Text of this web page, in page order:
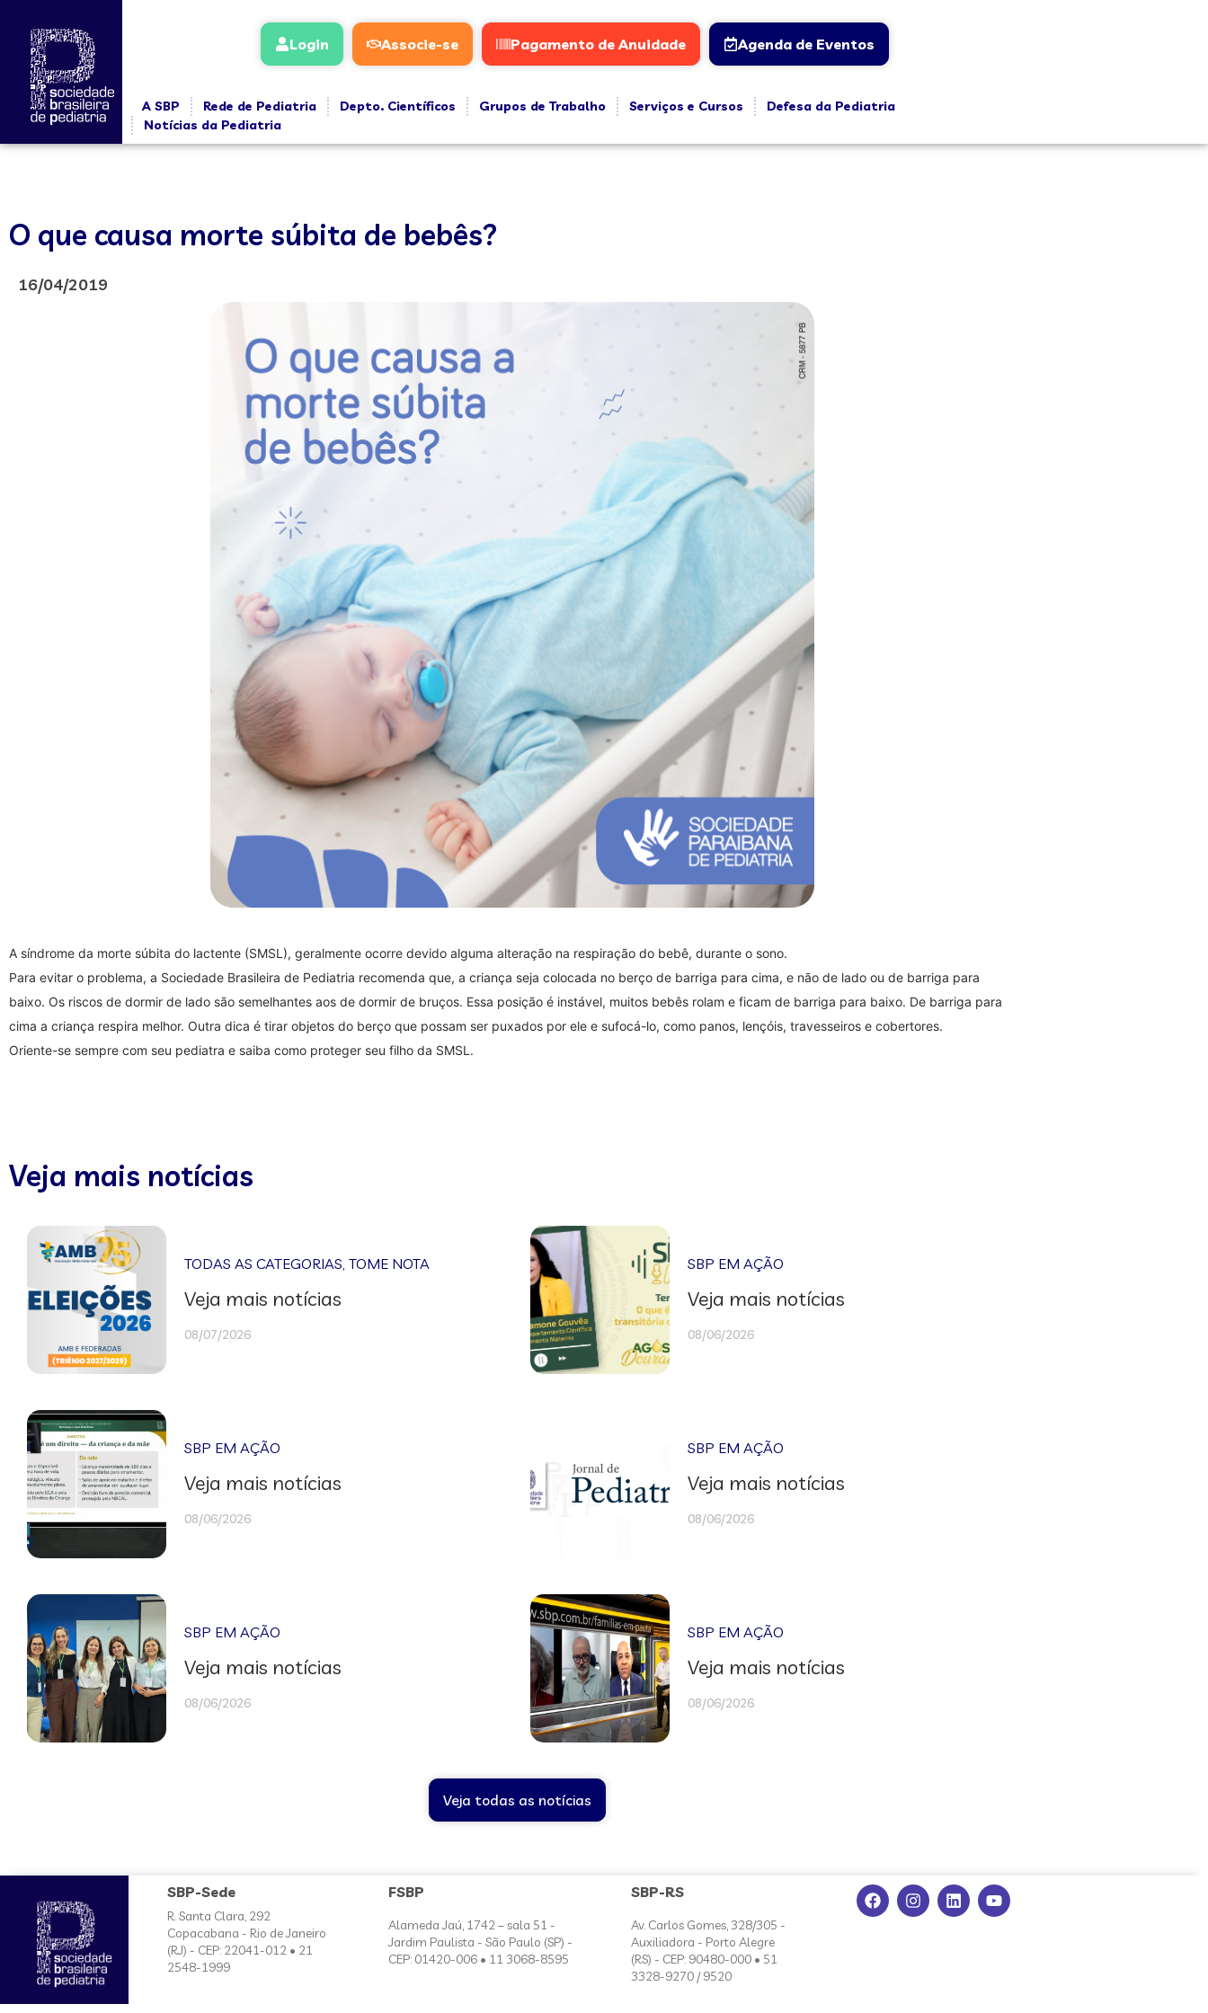
Login Associe-se Pagamento de Anuidade Agenda de Eventos
A SBP Rede de Pediatria Depto. Científicos Grupos de Trabalho Serviços e Cursos
Defesa da Pediatria
Notícias da Pediatria
O que causa morte súbita de bebês?
16/04/2019
A síndrome da morte súbita do lactente (SMSL), geralmente ocorre devido alguma alteração na respiração do bebê, durante o sono.
Para evitar o problema, a Sociedade Brasileira de Pediatria recomenda que, a criança seja colocada no berço de barriga para cima, e não de lado ou de barriga para
baixo. Os riscos de dormir de lado são semelhantes aos de dormir de bruços. Essa posição é instável, muitos bebês rolam e ficam de barriga para baixo. De barriga para
cima a criança respira melhor. Outra dica é tirar objetos do berço que possam ser puxados por ele e sufocá-lo, como panos, lençóis, travesseiros e cobertores.
Oriente-se sempre com seu pediatra e saiba como proteger seu filho da SMSL.
Veja mais notícias
TODAS AS CATEGORIAS,TOME NOTA
Veja mais notícias
08/07/2026
SBP EM AÇÃO
Veja mais notícias
08/06/2026
SBP EM AÇÃO
Veja mais notícias
08/06/2026
SBP EM AÇÃO
Veja mais notícias
08/06/2026
SBP EM AÇÃO
Veja mais notícias
08/06/2026
SBP EM AÇÃO
Veja mais notícias
08/06/2026
Veja todas as notícias
SBP-Sede
R. Santa Clara, 292
Copacabana - Rio de Janeiro
(RJ) - CEP: 22041-012 • 21
2548-1999
FSBP
Alameda Jaú, 1742 – sala 51 -
Jardim Paulista - São Paulo (SP) -
CEP: 01420-006 • 11 3068-8595
SBP-RS
Av. Carlos Gomes, 328/305 -
Auxiliadora - Porto Alegre
(RS) - CEP: 90480-000 • 51
3328-9270 / 9520